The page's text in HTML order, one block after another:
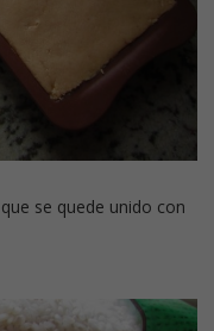
se quede unido con